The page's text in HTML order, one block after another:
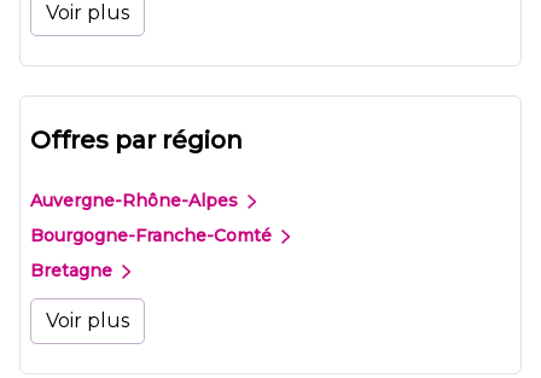
Voir plus
Offres par région
Auvergne-Rhône-Alpes
Bourgogne-Franche-Comté
Bretagne
Voir plus